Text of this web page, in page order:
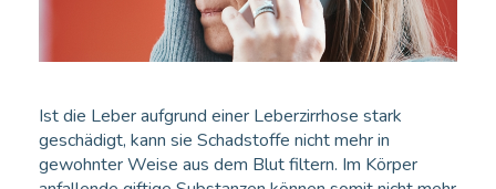
Ist die Leber aufgrund einer Leberzirrhose stark
geschädigt, kann sie Schadstoffe nicht mehr in
gewohnter Weise aus dem Blut filtern. Im Körper